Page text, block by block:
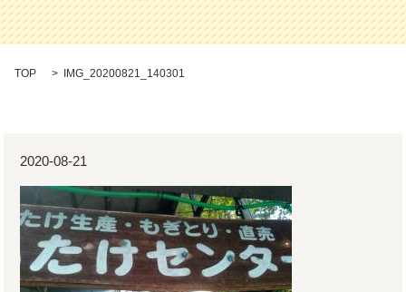
TOP IMG_20200821_140301
2020-08-21